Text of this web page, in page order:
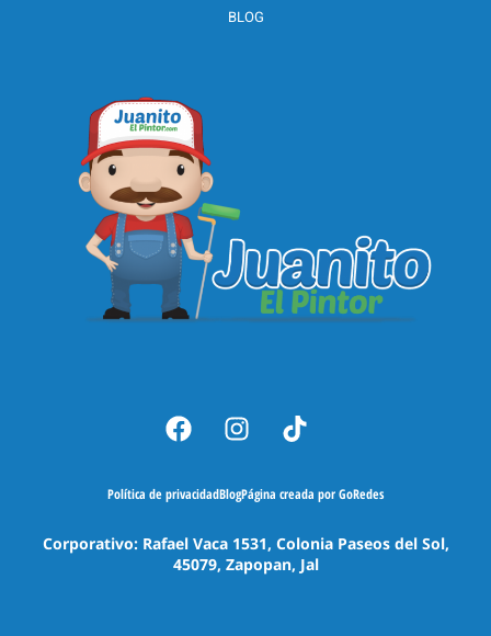
BLOG
Política de privacidadBlogPágina creada por GoRedes
Corporativo: Rafael Vaca 1531, Colonia Paseos del Sol,
45079, Zapopan, Jal